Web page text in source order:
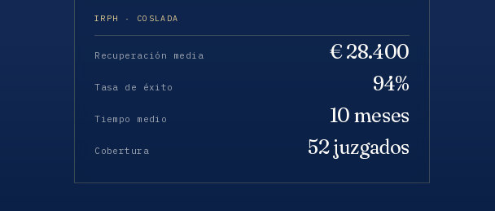
IRPH · COSLADA
Recuperación media € 28.400
Tasa de éxito 94%
Tiempo medio 10 meses
Cobertura 52 juzgados